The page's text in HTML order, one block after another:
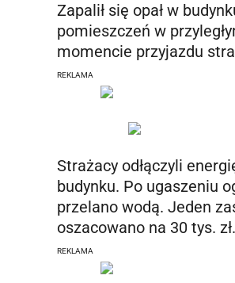
Zapalił się opał w
pomieszczeń w
momencie przyjazdu
REKLAMA
Strażacy odłączyli
budynku. Po ugaszeniu
przelano wodą. Jeden
oszacowano na 30 tys. zł.
REKLAMA